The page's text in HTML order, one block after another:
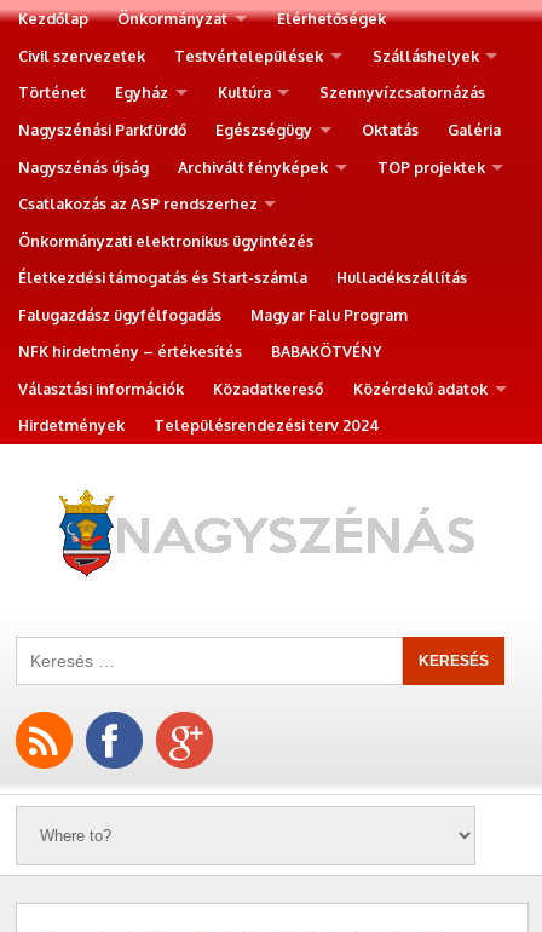
Kezdőlap Önkormányzat
Elérhetőségek
Civil szervezetek
Testvértelepülések
Szálláshelyek
Történet
Egyház Kultúra
Szennyvízcsatornázás
Nagyszénási Parkfürdő
Egészségügy Oktatás
Galéria
Nagyszénás újság
Archivált fényképek
TOP projektek
Csatlakozás az ASP rendszerhez
Önkormányzati elektronikus ügyintézés
Életkezdési támogatás és Start-számla
Hulladékszállítás
Falugazdász ügyfélfogadás
Magyar Falu Program
NFK hirdetmény – értékesítés
BABAKÖTVÉNY
Választási információk
Közadatkereső
Közérdekű adatok
Hirdetmények
Településrendezési terv 2024